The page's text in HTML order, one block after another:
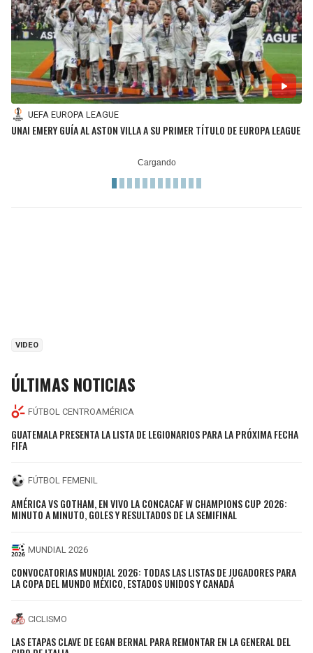
UEFA EUROPA LEAGUE
UNAI EMERY GUÍA AL ASTON VILLA A SU PRIMER TÍTULO DE EUROPA LEAGUE
VIDEO
ÚLTIMAS NOTICIAS
FÚTBOL CENTROAMÉRICA
GUATEMALA PRESENTA LA LISTA DE LEGIONARIOS PARA LA PRÓXIMA FECHA
FIFA
FÚTBOL FEMENIL
AMÉRICA VS GOTHAM, EN VIVO LA CONCACAF W CHAMPIONS CUP 2026:
MINUTO A MINUTO, GOLES Y RESULTADOS DE LA SEMIFINAL
MUNDIAL 2026
CONVOCATORIAS MUNDIAL 2026: TODAS LAS LISTAS DE JUGADORES PARA
LA COPA DEL MUNDO MÉXICO, ESTADOS UNIDOS Y CANADÁ
CICLISMO
LAS ETAPAS CLAVE DE EGAN BERNAL PARA REMONTAR EN LA GENERAL DEL